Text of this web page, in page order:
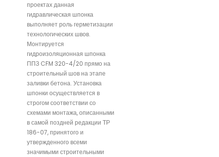
проектах данная
гидравлическая шпонка
выполняет роль герметизации
технологических швов.
Монтируется
гидроизоляционная шпонка
ППЗ CFM 320-4/20 прямо на
строительный шов на этапе
заливки бетона. Установка
шпонки осуществляется в
строгом соответствии со
схемами монтажа, описанными
в самой поздней редакции ТР
186-07, принятого и
утвержденного всеми
значимыми строительными